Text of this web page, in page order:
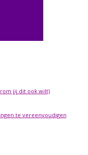
jij dit ook wilt)
te vereenvoudigen